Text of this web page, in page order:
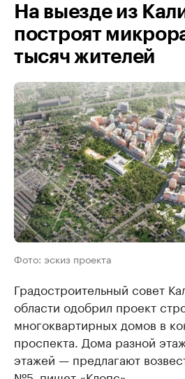
На выезде из
построят
тысяч жителей
Фото: эскиз проекта
Градостроительный совет
области одобрил проект
многоквартирных домов в
проспекта. Дома разной
этажей — предлагают